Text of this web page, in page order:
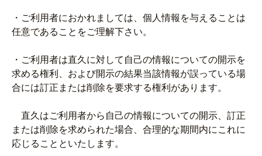
・ご利用者におかれましては、個人情報を与えることは
任意であることをご理解下さい。
・ご利用者は直久に対して自己の情報についての開示を
求める権利、および開示の結果当該情報が誤っている場
合には訂正または削除を要求する権利があります。
直久はご利用者から自己の情報についての開示、訂正
または削除を求められた場合、合理的な期間内にこれに
応じることといたします。